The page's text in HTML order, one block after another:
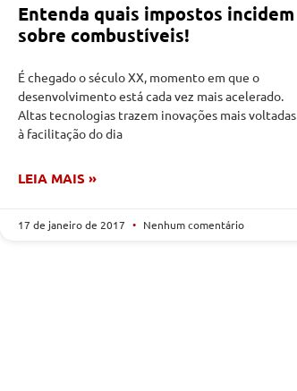
Entenda quais impostos incidem
sobre combustíveis!
É chegado o século XX, momento em que o
desenvolvimento está cada vez mais acelerado.
Altas tecnologias trazem inovações mais voltadas
à facilitação do dia
LEIA MAIS »
17 de janeiro de 2017 Nenhum comentário